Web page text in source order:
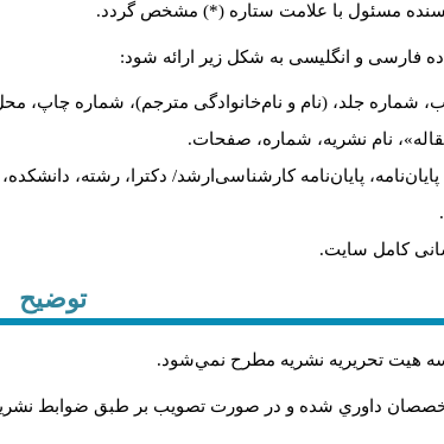
مسئول با علامت ستاره (*) مشخص گردد.
فارسی و انگلیسی به شکل زیر ارائه شود:
شماره جلد، (نام و نام‌خانوادگی مترجم)، شماره چاپ،
نام نشریه، شماره، صفحات.
پایان‌نامه کارشناسی‌ارشد/ دکترا، رشته،
کامل سایت.
توضیح
هيت تحريريه نشريه مطرح نمي‌شود.
داوري شده و در صورت تصويب بر طبق ضوابط